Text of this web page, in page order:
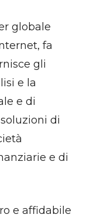
globale
fa
gli
e la
e di
di
e di
e affidabile